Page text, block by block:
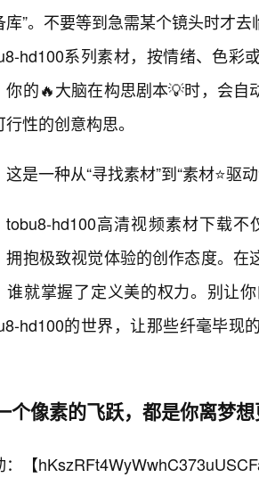
库”。不要等到急需某个镜头时才
hd100系列素材，按情绪、色彩
你的🔥大脑在构思剧本💡时，会
行性的创意构思。
这是一种从“寻找素材”到“素材⭐驱
tobu8-hd100高清视频素材下载
拥抱极致视觉体验的创作态度。
谁就掌握了定义美的权力。别让
hd100的世界，让那些纤毫毕现
个像素的飞跃，都是你离梦
：【